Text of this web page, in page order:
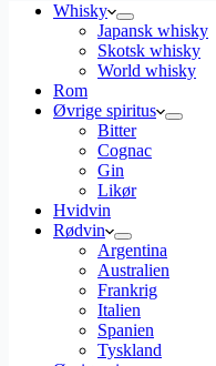
Whisky
Japansk whisky
Skotsk whisky
World whisky
Rom
Øvrige spiritus
Bitter
Cognac
Gin
Likør
Hvidvin
Rødvin
Argentina
Australien
Frankrig
Italien
Spanien
Tyskland